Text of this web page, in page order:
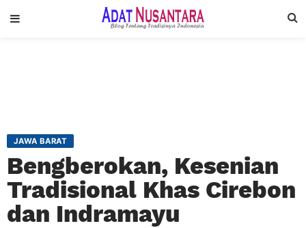
JAWA BARAT
Bengberokan, Kesenian
Tradisional Khas Cirebon
dan Indramayu